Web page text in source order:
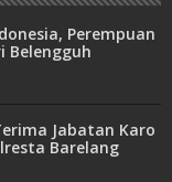
Perempuan
Belengguh
Jabatan Karo
Barelang